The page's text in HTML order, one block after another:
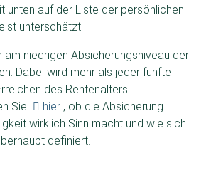
unten auf der Liste der persönlichen
unterschätzt.
am niedrigen Absicherungsniveau der
Dabei wird mehr als jeder fünfte
des Rentenalters
Sie
hier , ob die Absicherung
wirklich Sinn macht und wie sich
definiert.